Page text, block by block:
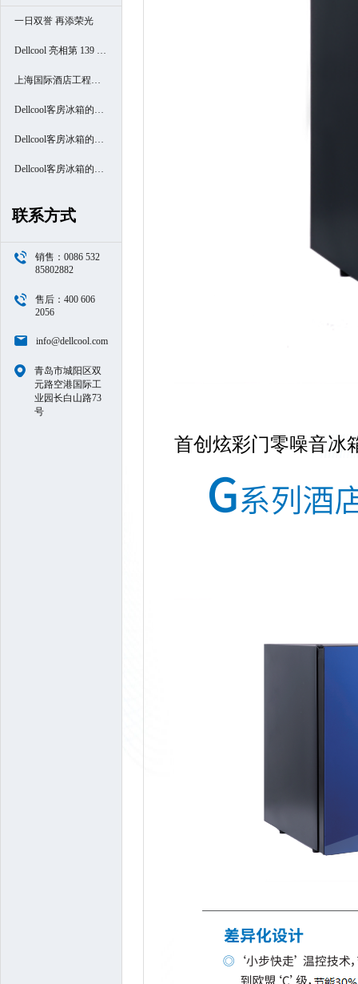
一日双誉 再添荣光
Dellcool 亮相第 139 届
广交会
上海国际酒店工程设
计与用品博览会
Dellcool客房冰箱的高
端酒店之旅- 厦门南洋
万怡酒店
Dellcool客房冰箱的高
端酒店之旅- 西安高新
Dellcool客房冰箱的高
联系方式
销售：0086 532
85802882
售后：400 606
2056
info@dellcool.com
青岛市城阳区双
元路空港国际工
业园长白山路73
号
首创炫彩门零噪音冰